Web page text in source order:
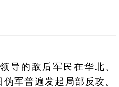
的敌后军民在华北、
军普遍发起局部反攻。